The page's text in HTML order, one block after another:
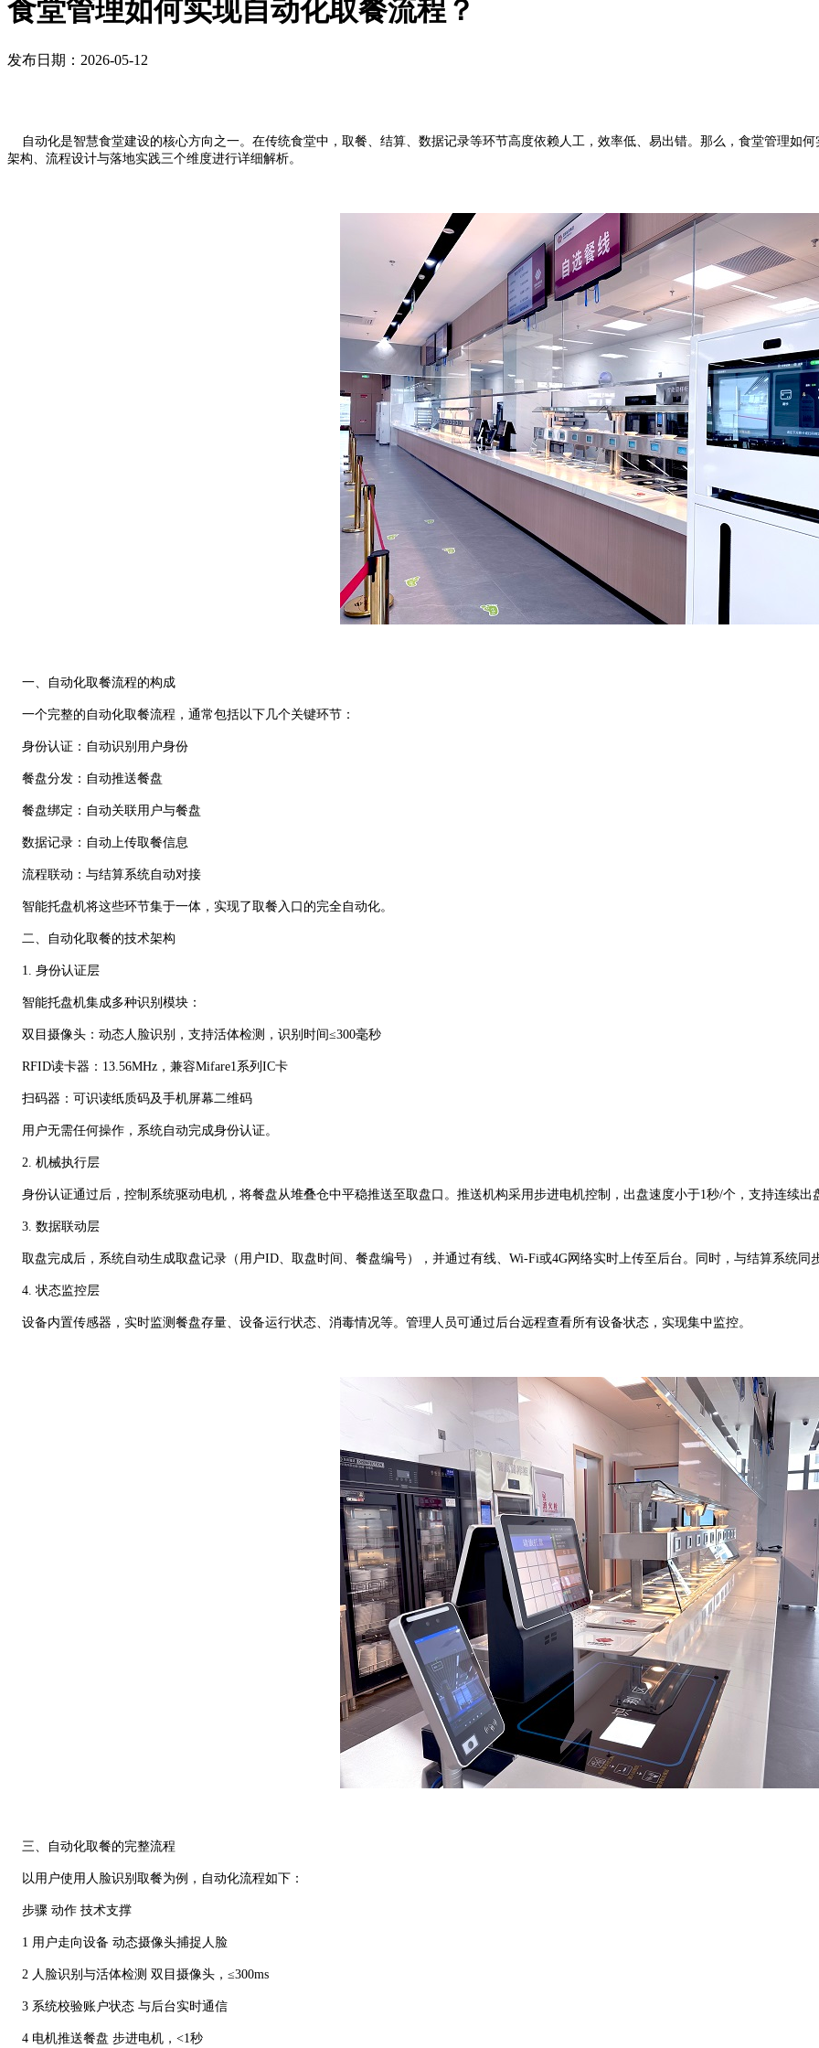
食堂管理如何实现自动化取餐流程？
发布日期：2026-05-12
自动化是智慧食堂建设的核心方向之一。在传统食堂中，取餐、结算、数据记录等环节高度依赖人工，效率低、易出错。那么，食堂管理如
架构、流程设计与落地实践三个维度进行详细解析。
一、自动化取餐流程的构成
一个完整的自动化取餐流程，通常包括以下几个关键环节：
身份认证：自动识别用户身份
餐盘分发：自动推送餐盘
餐盘绑定：自动关联用户与餐盘
数据记录：自动上传取餐信息
流程联动：与结算系统自动对接
智能托盘机将这些环节集于一体，实现了取餐入口的完全自动化。
二、自动化取餐的技术架构
1. 身份认证层
智能托盘机集成多种识别模块：
双目摄像头：动态人脸识别，支持活体检测，识别时间≤300毫秒
RFID读卡器：13.56MHz，兼容Mifare1系列IC卡
扫码器：可识读纸质码及手机屏幕二维码
用户无需任何操作，系统自动完成身份认证。
2. 机械执行层
身份认证通过后，控制系统驱动电机，将餐盘从堆叠仓中平稳推送至取盘口。推送机构采用步进电机控制，出盘速度小于1秒/个，支持连续出
3. 数据联动层
取盘完成后，系统自动生成取盘记录（用户ID、取盘时间、餐盘编号），并通过有线、Wi-Fi或4G网络实时上传至后台。同时，与结算系统同
4. 状态监控层
设备内置传感器，实时监测餐盘存量、设备运行状态、消毒情况等。管理人员可通过后台远程查看所有设备状态，实现集中监控。
三、自动化取餐的完整流程
以用户使用人脸识别取餐为例，自动化流程如下：
步骤 动作 技术支撑
1 用户走向设备 动态摄像头捕捉人脸
2 人脸识别与活体检测 双目摄像头，≤300ms
3 系统校验账户状态 与后台实时通信
4 电机推送餐盘 步进电机，<1秒